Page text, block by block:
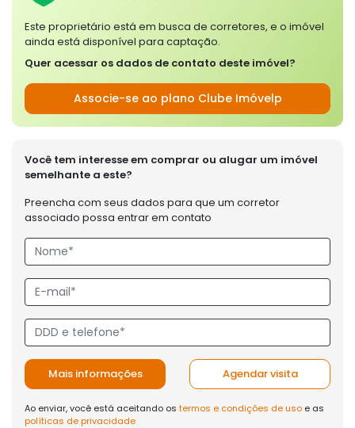
Este proprietário está em busca de corretores, e o imóvel
ainda está disponível para captação.
Quer acessar os dados de contato deste imóvel?
Associe-se ao plano Clube Imóvelp
Você tem interesse em comprar ou alugar um imóvel
semelhante a este?
Preencha com seus dados para que um corretor
associado possa entrar em contato
Mais informações Agendar visita
Ao enviar, você está aceitando os termos e condições de uso e as
políticas de privacidade